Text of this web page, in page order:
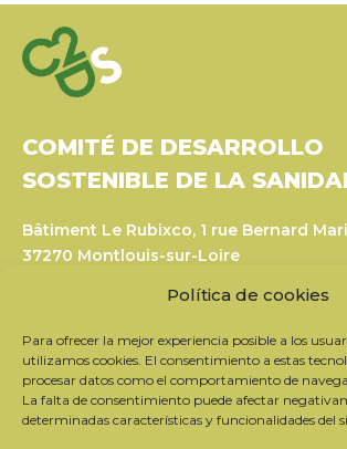
Política de cookies
Para ofrecer la mejor experiencia posible a los
utilizamos cookies. El consentimiento a estas
procesar datos como el comportamiento de
La falta de consentimiento puede afectar
determinadas características y funcionalidades del
COMITÉ DE DESARROLLO
SOSTENIBLE DE LA
Bâtiment Le Rubixco, 1 rue Bernard
37270 Montlouis-sur-Loire
TwitterLinkedIn
Youtube
Suscríbase a nuestro boletín